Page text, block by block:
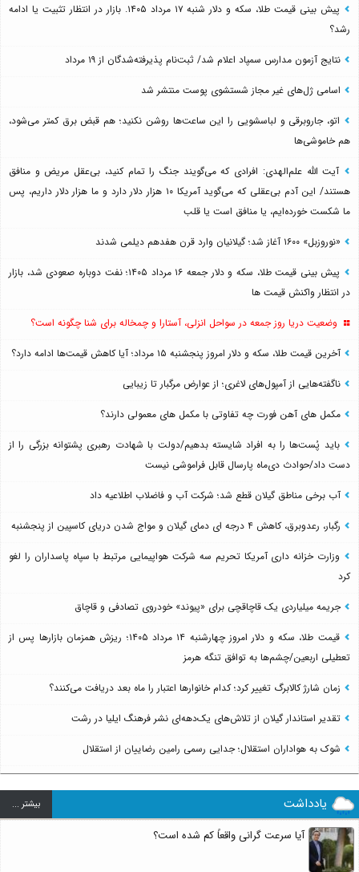
پیش بینی قیمت طلا، سکه و دلار شنبه ۱۷ مرداد ۱۴۰۵. بازار در انتظار تثبیت یا ادامه
رشد؟
نتایج آزمون مدارس سمپاد اعلام شد/ ثبت‌نام پذیرفته‌شدگان از ۱۹ مرداد
اسامی ژل‌های غیر مجاز شستشوی پوست منتشر شد
اتو، جاروبرقی و لباسشویی را این ساعت‌ها روشن نکنید؛ هم قبض برق کمتر می‌شود،
هم خاموشی‌ها
آیت الله علم‌الهدی: افرادی که می‌گویند جنگ را تمام کنید، بی‌عقل مریض و منافق
هستند/ این آدم بی‌عقلی که می‌گوید آمریکا ۱۰ هزار دلار دارد و ما هزار دلار داریم، پس
ما شکست خورده‌ایم، یا منافق است یا قلب
«نوروزبل» ۱۶۰۰ آغاز شد؛ گیلانیان وارد قرن هفدهم دیلمی شدند
پیش بینی قیمت طلا، سکه و دلار جمعه ۱۶ مرداد ۱۴۰۵؛ نفت دوباره صعودی شد، بازار
در انتظار واکنش قیمت ها
وضعیت دریا روز جمعه در سواحل انزلی، آستارا و چمخاله برای شنا چگونه است؟
آخرین قیمت طلا، سکه و دلار امروز پنجشنبه ۱۵ مرداد؛ آیا کاهش قیمت‌ها ادامه دارد؟
ناگفته‌هایی از آمپول‌های لاغری؛ از عوارض مرگبار تا زیبایی
مکمل های آهن فورت چه تفاوتی با مکمل های معمولی دارند؟
باید پُست‌ها را به افراد شایسته بدهیم/دولت با شهادت رهبری پشتوانه بزرگی را از
دست داد/حوادث دی‌ماه پارسال قابل فراموشی نیست
آب برخی مناطق گیلان قطع شد؛ شرکت آب و فاضلاب اطلاعیه داد
رگبار، رعدوبرق، کاهش ۴ درجه ای دمای گیلان و مواج شدن دریای کاسپین از پنجشنبه
وزارت خزانه داری آمریکا تحریم سه شرکت هواپیمایی مرتبط با سپاه پاسداران را لغو
کرد
جریمه میلیاردی یک قاچاقچی برای «پیوند» خودروی تصادفی و قاچاق
قیمت طلا، سکه و دلار امروز چهارشنبه ۱۴ مرداد ۱۴۰۵؛ ریزش همزمان بازارها پس از
تعطیلی اربعین/چشم‌ها به توافق تنگه هرمز
زمان شارژ کالابرگ تغییر کرد؛ کدام خانوارها اعتبار را ماه بعد دریافت می‌کنند؟
تقدیر استاندار گیلان از تلاش‌های یک‌دهه‌ای نشر فرهنگ ایلیا در رشت
شوک به هواداران استقلال؛ جدایی رسمی رامین رضاییان از استقلال
یادداشت بيشتر ...
آیا سرعت گرانی واقعاً کم شده است؟